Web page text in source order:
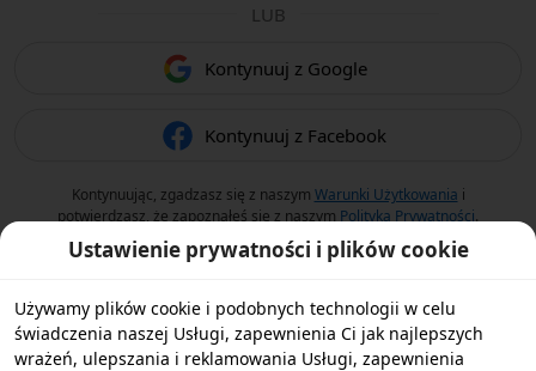
LUB
Kontynuuj z Google
Kontynuuj z Facebook
Kontynuując, zgadzasz się z naszym Warunki Użytkowania i
potwierdzasz, że zapoznałeś się z naszym Polityka Prywatności.
Ustawienie prywatności i plików cookie
Używamy plików cookie i podobnych technologii w celu
świadczenia naszej Usługi, zapewnienia Ci jak najlepszych
wrażeń, ulepszania i reklamowania Usługi, zapewnienia